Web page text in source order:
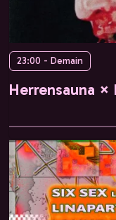
23:00 - Demain
Herrensauna ×